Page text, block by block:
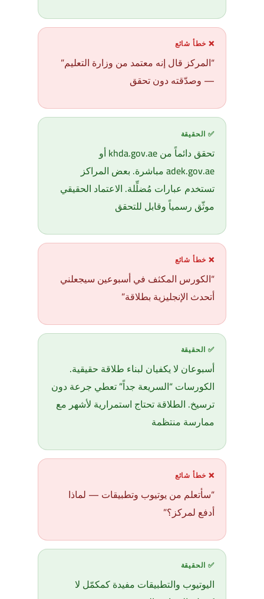
❌ خطأ شائع
“المركز قال إنه معتمد من وزارة التعليم”
— وصدّقته دون تحقق
✅ الحقيقة
تحقق دائماً من khda.gov.ae أو
adek.gov.ae مباشرة. بعض المراكز
تستخدم عبارات مُضلِّلة. الاعتماد الحقيقي
موثّق رسمياً وقابل للتحقق
❌ خطأ شائع
“الكورس المكثف في أسبوعين سيجعلني
أتحدث الإنجليزية بطلاقة”
✅ الحقيقة
أسبوعان لا يكفيان لبناء طلاقة حقيقية.
الكورسات “السريعة جداً” تعطي جرعة دون
ترسيخ. الطلاقة تحتاج استمرارية لأشهر مع
ممارسة منتظمة
❌ خطأ شائع
“سأتعلم من يوتيوب وتطبيقات — لماذا
أدفع لمركز؟”
✅ الحقيقة
اليوتيوب والتطبيقات مفيدة كمكمّل لا